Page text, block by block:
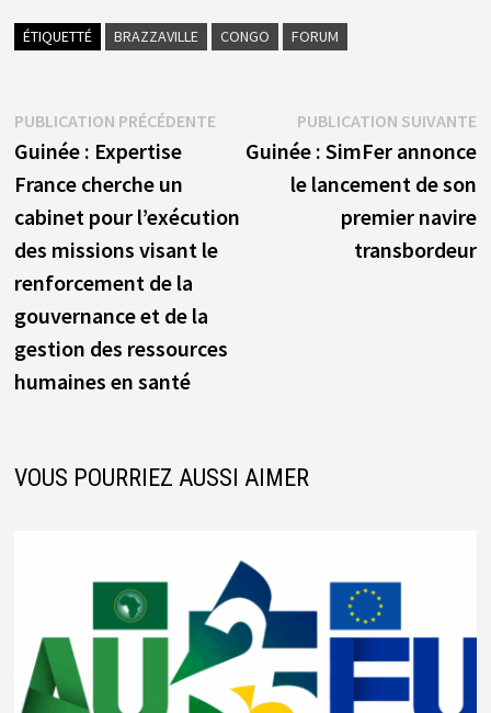
ÉTIQUETTÉ BRAZZAVILLE CONGO FORUM
Navigation
de
l’article
PUBLICATION PRÉCÉDENTEPublication
précédente :
Guinée : Expertise
France cherche un
cabinet pour l’exécution
des missions visant le
renforcement de la
gouvernance et de la
gestion des ressources
humaines en santé
PUBLICATION SUIVANTE
Guinée : SimFer annonce
le lancement de son
premier navire
transbordeur
VOUS POURRIEZ AUSSI AIMER